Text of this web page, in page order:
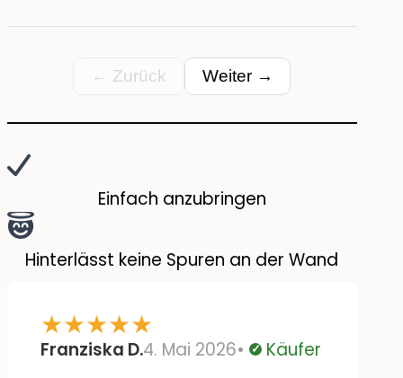
wie abgebildet.
← Zurück Weiter →
Einfach anzubringen
Hinterlässt keine Spuren an der Wand
★★★★★
Franziska D.4. Mai 2026 Verifiziert
Käufer